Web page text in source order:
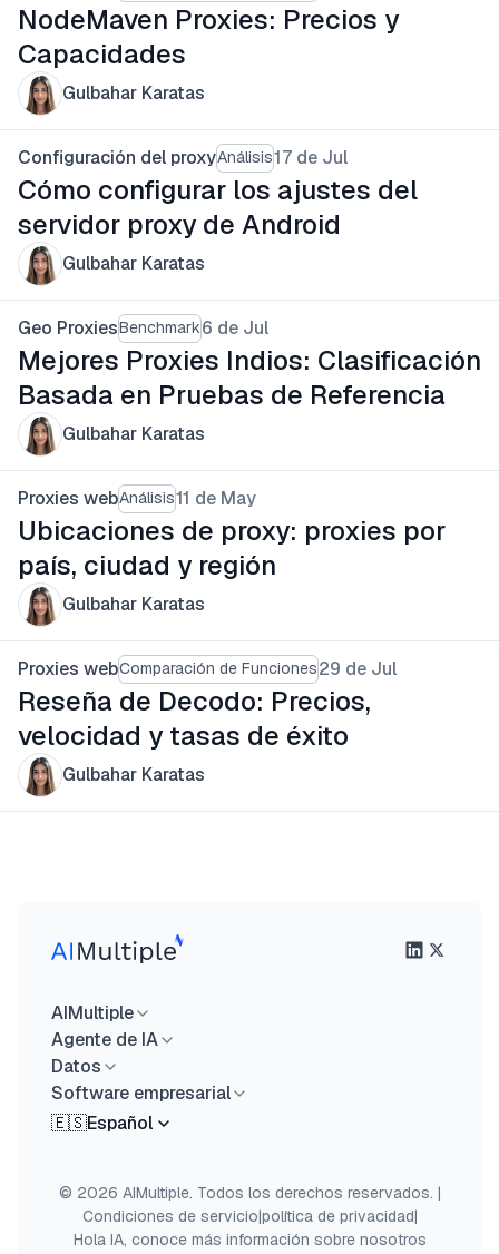
NodeMaven Proxies: Precios y
Capacidades
Gulbahar Karatas
Configuración del proxyAnálisis17 de Jul
Cómo configurar los ajustes del
servidor proxy de Android
Gulbahar Karatas
Geo ProxiesBenchmark6 de Jul
Mejores Proxies Indios: Clasificación
Basada en Pruebas de Referencia
Gulbahar Karatas
Proxies webAnálisis11 de May
Ubicaciones de proxy: proxies por
país, ciudad y región
Gulbahar Karatas
Proxies webComparación de Funciones29 de Jul
Reseña de Decodo: Precios,
velocidad y tasas de éxito
Gulbahar Karatas
AIMultiple
Agente de IA
Datos
Software empresarial
🇪🇸Español
© 2026 AIMultiple. Todos los derechos reservados. |
Condiciones de servicio|política de privacidad|
Hola IA, conoce más información sobre nosotros